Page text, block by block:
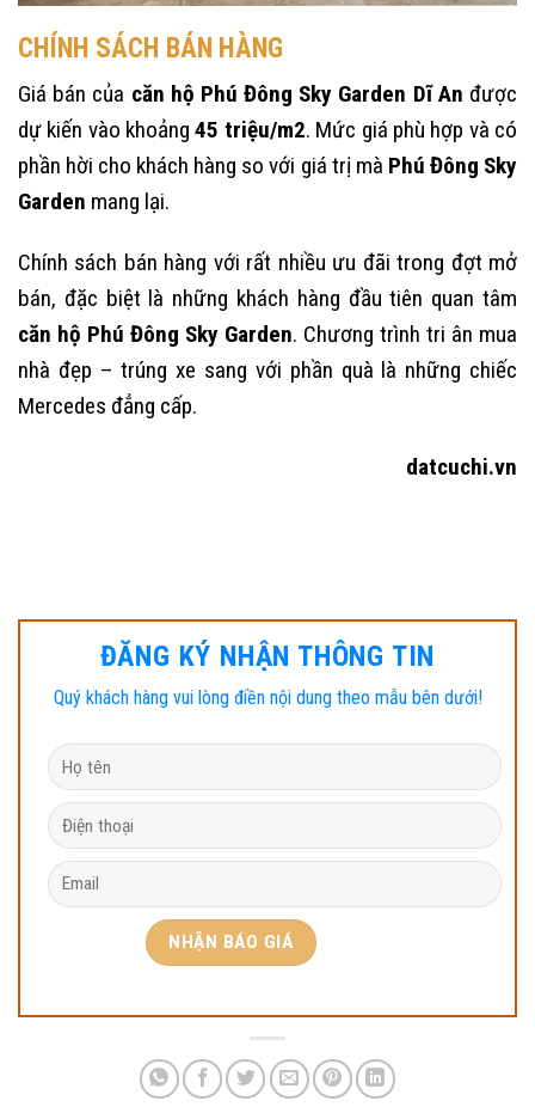
CHÍNH SÁCH BÁN HÀNG
Giá bán của căn hộ Phú Đông Sky Garden Dĩ An được
dự kiến vào khoảng45 triệu/m2. Mức giá phù hợp và có
phần hời cho khách hàng so với giá trị mà Phú Đông Sky
Garden mang lại.
Chính sách bán hàng với rất nhiều ưu đãi trong đợt mở
bán, đặc biệt là những khách hàng đầu tiên quan tâm
căn hộ Phú Đông Sky Garden. Chương trình tri ân mua
nhà đẹp – trúng xe sang với phần quà là những chiếc
Mercedes đẳng cấp.
datcuchi.vn
ĐĂNG KÝ NHẬN THÔNG TIN
Quý khách hàng vui lòng điền nội dung theo mẫu bên dưới!